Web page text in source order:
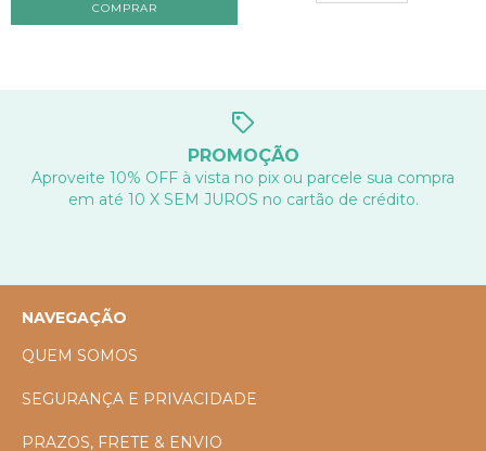
PROMOÇÃO
Aproveite 10% OFF à vista no pix ou parcele sua compra
em até 10 X SEM JUROS no cartão de crédito.
NAVEGAÇÃO
QUEM SOMOS
SEGURANÇA E PRIVACIDADE
PRAZOS, FRETE & ENVIO